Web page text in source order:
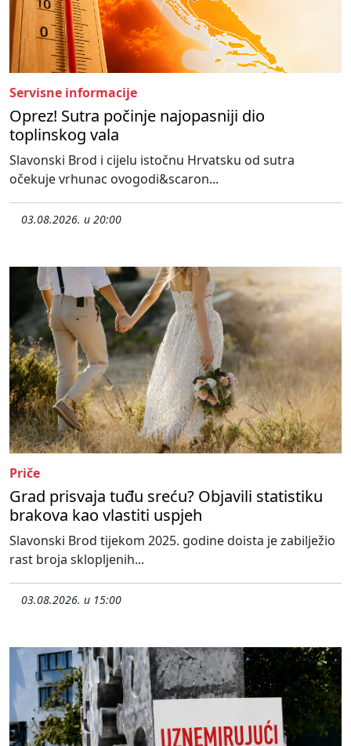
Servisne informacije
Oprez! Sutra počinje najopasniji dio
toplinskog vala
Slavonski Brod i cijelu istočnu Hrvatsku od sutra
očekuje vrhunac ovogodi&scaron...
03.08.2026. u 20:00
Priče
Grad prisvaja tuđu sreću? Objavili statistiku
brakova kao vlastiti uspjeh
Slavonski Brod tijekom 2025. godine doista je zabilježio
rast broja sklopljenih...
03.08.2026. u 15:00